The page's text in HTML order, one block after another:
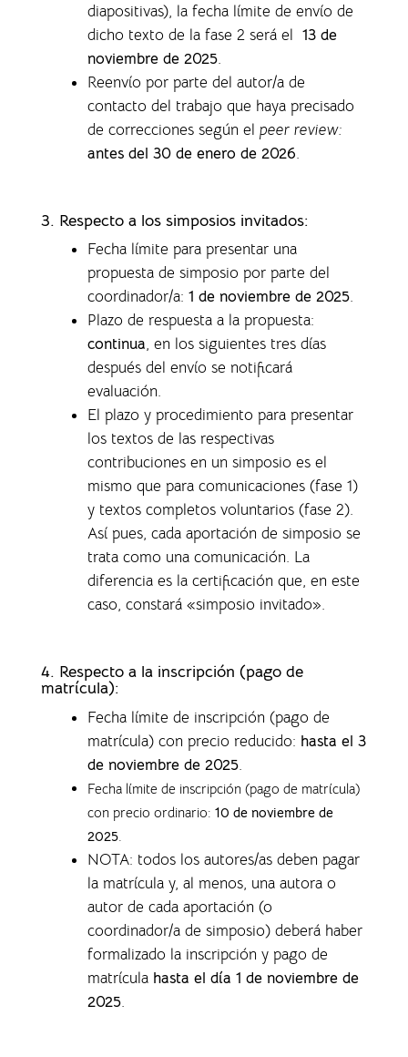
diapositivas), la fecha límite de envío de
dicho texto de la fase 2 será el 13 de
noviembre de 2025.
Reenvío por parte del autor/a de
contacto del trabajo que haya precisado
de correcciones según el peer review:
antes del 30 de enero de 2026.
3. Respecto a los simposios invitados:
Fecha límite para presentar una
propuesta de simposio por parte del
coordinador/a: 1 de noviembre de 2025.
Plazo de respuesta a la propuesta:
continua, en los siguientes tres días
después del envío se notificará
evaluación.
El plazo y procedimiento para presentar
los textos de las respectivas
contribuciones en un simposio es el
mismo que para comunicaciones (fase 1)
y textos completos voluntarios (fase 2).
Así pues, cada aportación de simposio se
trata como una comunicación. La
diferencia es la certificación que, en este
caso, constará «simposio invitado».
4. Respecto a la inscripción (pago de
matrícula):
Fecha límite de inscripción (pago de
matrícula) con precio reducido: hasta el 3
de noviembre de 2025.
Fecha límite de inscripción (pago de matrícula)
con precio ordinario: 10 de noviembre de
2025.
NOTA: todos los autores/as deben pagar
la matrícula y, al menos, una autora o
autor de cada aportación (o
coordinador/a de simposio) deberá haber
formalizado la inscripción y pago de
matrícula hasta el día 1 de noviembre de
2025.